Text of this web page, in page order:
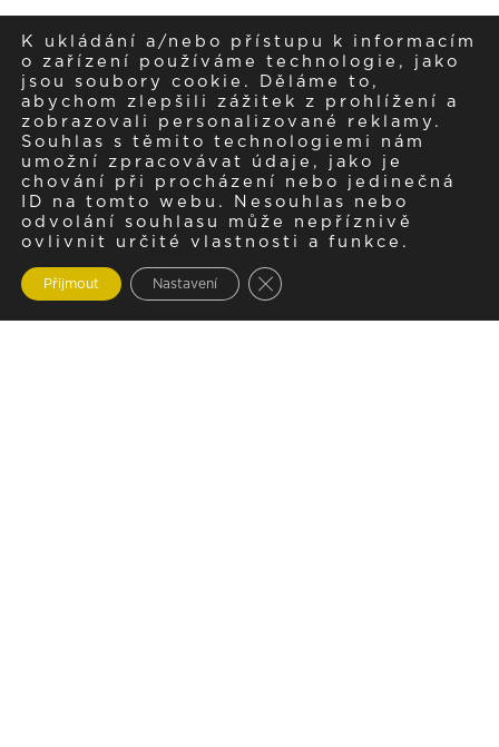
K ukládání a/nebo přístupu k informacím
o zařízení používáme technologie, jako
jsou soubory cookie. Děláme to,
abychom zlepšili zážitek z prohlížení a
zobrazovali personalizované reklamy.
Souhlas s těmito technologiemi nám
umožní zpracovávat údaje, jako je
chování při procházení nebo jedinečná
ID na tomto webu. Nesouhlas nebo
odvolání souhlasu může nepříznivě
ovlivnit určité vlastnosti a funkce.
Přijmout Nastavení Zavřít cookie lištu GDPR